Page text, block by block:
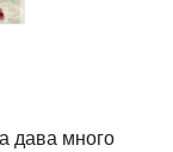
дава много